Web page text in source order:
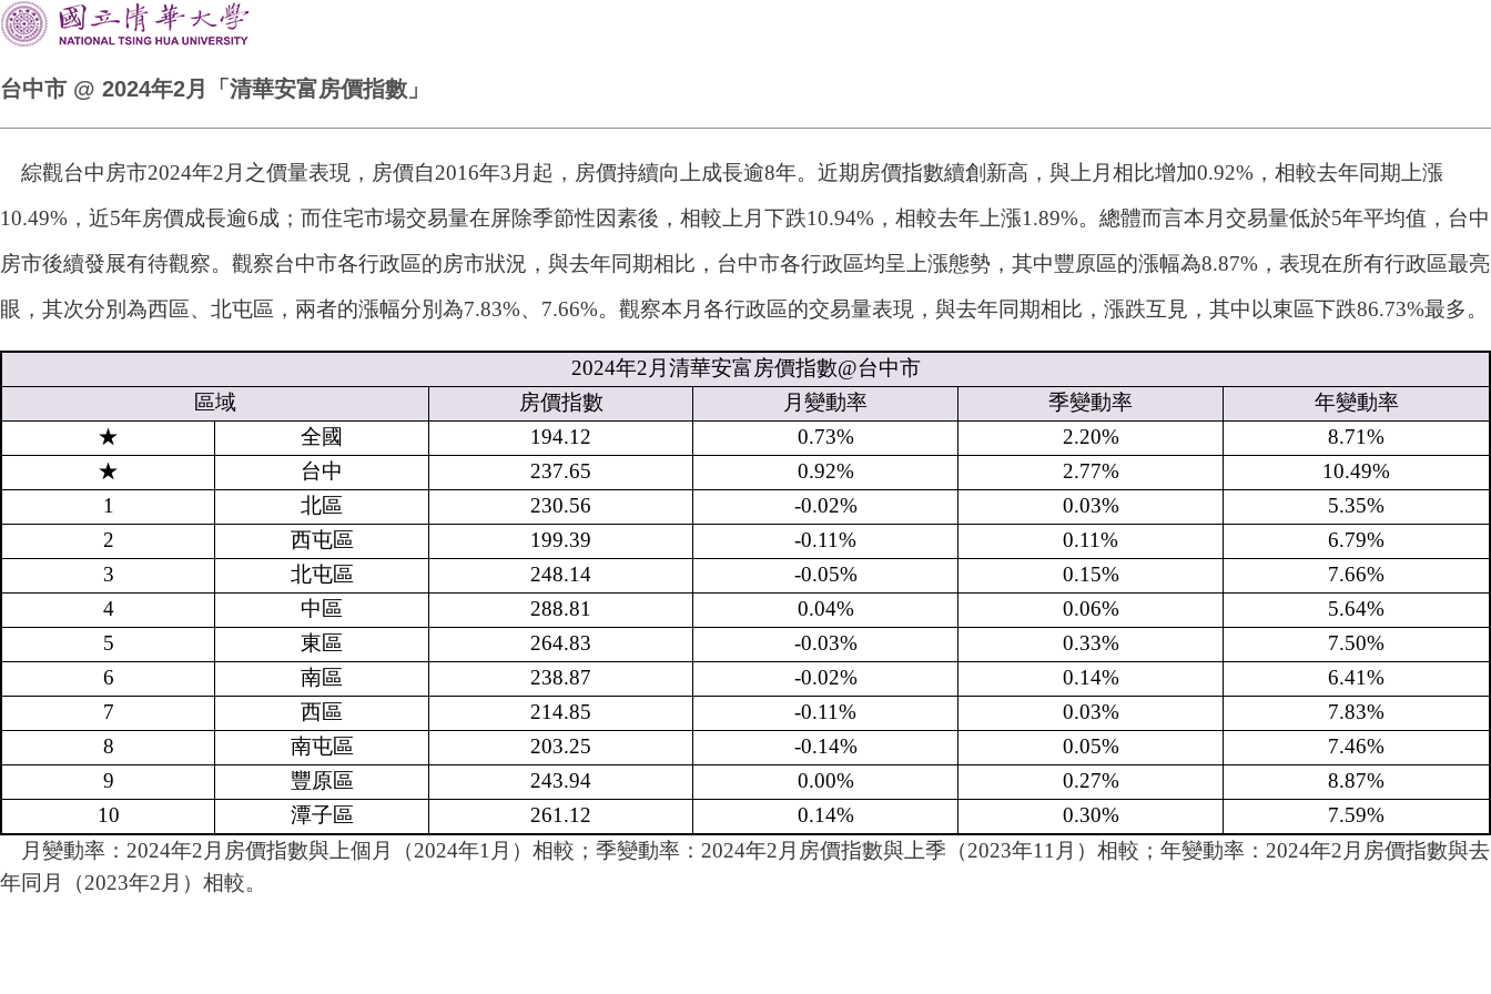
台中市 @ 2024年2月「清華安富房價指數」
綜觀台中房市2024年2月之價量表現，房價自2016年3月起，房價持續向上成長逾8年。近期房價指數續創新高，與上月相比增加0.92%，相較去年同期上漲
10.49%，近5年房價成長逾6成；而住宅市場交易量在屏除季節性因素後，相較上月下跌10.94%，相較去年上漲1.89%。總體而言本月交易量低於5年平均值，台中
房市後續發展有待觀察。觀察台中市各行政區的房市狀況，與去年同期相比，台中市各行政區均呈上漲態勢，其中豐原區的漲幅為8.87%，表現在所有行政區最亮
眼，其次分別為西區、北屯區，兩者的漲幅分別為7.83%、7.66%。觀察本月各行政區的交易量表現，與去年同期相比，漲跌互見，其中以東區下跌86.73%最多。
2024年2 月清華安富房價指數@台中市
區域
房價指數 月變動率 季變動率
年變動率
★
全國 194.12 0.73% 2.20%
8.71%
★
台中 237.65 0.92% 2.77%
10.49%
1
北區 230.56 -0.02% 0.03%
5.35%
2
西屯區 199.39 -0.11% 0.11%
6.79%
3
北屯區 248.14 -0.05% 0.15%
7.66%
4
中區 288.81 0.04% 0.06%
5.64%
5
東區 264.83 -0.03% 0.33%
7.50%
6
南區 238.87 -0.02% 0.14%
6.41%
7
西區 214.85 -0.11% 0.03%
7.83%
8
南屯區 203.25 -0.14% 0.05%
7.46%
9
豐原區 243.94 0.00% 0.27%
8.87%
10
潭子區 261.12 0.14% 0.30%
7.59%
月變動率：2024年2月房價指數與上個月（2024年1月）相較；季變動率：2024年2月房價指數與上季（2023年11月）相較；年變動率：2024年2月房價指數與去
年同月（2023年2月）相較。